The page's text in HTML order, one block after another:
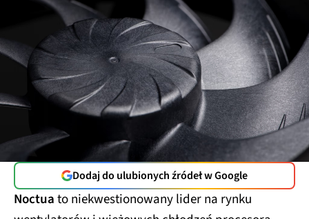
Dodaj do ulubionych źródeł w Google
Noctuato niekwestionowany lider na rynku